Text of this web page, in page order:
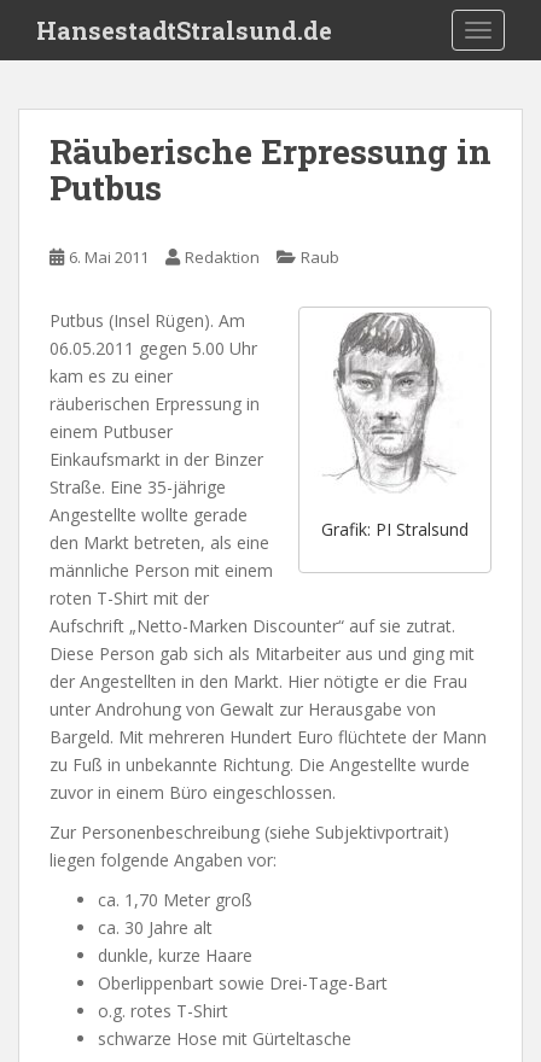
i
HansestadtStralsund.de
Räuberische Erpressung in
Putbus
6. Mai 2011 Redaktion Raub
Grafik: PI Stralsund
Putbus (Insel Rügen). Am
06.05.2011 gegen 5.00 Uhr
kam es zu einer
räuberischen Erpressung in
einem Putbuser
Einkaufsmarkt in der Binzer
Straße. Eine 35-jährige
Angestellte wollte gerade
den Markt betreten, als eine
männliche Person mit einem
roten T-Shirt mit der
Aufschrift „Netto-Marken Discounter“ auf sie zutrat.
Diese Person gab sich als Mitarbeiter aus und ging mit
der Angestellten in den Markt. Hier nötigte er die Frau
unter Androhung von Gewalt zur Herausgabe von
Bargeld. Mit mehreren Hundert Euro flüchtete der Mann
zu Fuß in unbekannte Richtung. Die Angestellte wurde
zuvor in einem Büro eingeschlossen.
Zur Personenbeschreibung (siehe Subjektivportrait)
liegen folgende Angaben vor:
ca. 1,70 Meter groß
ca. 30 Jahre alt
dunkle, kurze Haare
Oberlippenbart sowie Drei-Tage-Bart
o.g. rotes T-Shirt
schwarze Hose mit Gürteltasche